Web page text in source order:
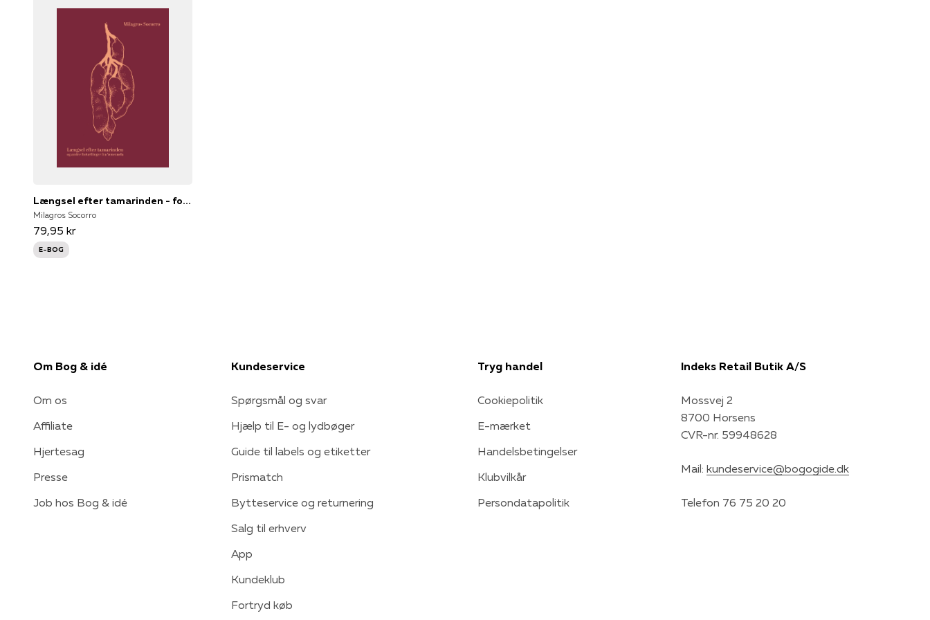
Længsel efter tamarinden - fortællinger fra Venezuela
Milagros Socorro
79,95 kr
E-BOG
Om Bog & idé
Om os
Affiliate
Hjertesag
Presse
Job hos Bog & idé
Kundeservice
Spørgsmål og svar
Hjælp til E- og lydbøger
Guide til labels og etiketter
Prismatch
Bytteservice og returnering
Salg til erhverv
App
Kundeklub
Fortryd køb
Tryg handel
Cookiepolitik
E-mærket
Handelsbetingelser
Klubvilkår
Persondatapolitik
Indeks Retail Butik A/S
Mossvej 2
8700 Horsens
CVR-nr. 59948628
Mail: kundeservice@bogogide.dk
Telefon 76 75 20 20